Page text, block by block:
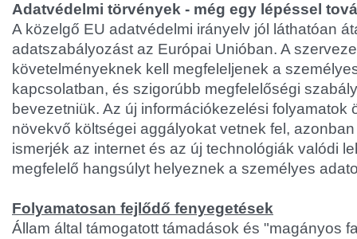
Adatvédelmi törvények - még egy lépéssel
A közelgő EU adatvédelmi irányelv jól láthatóan
adatszabályozást az Európai Unióban. A
követelményeknek kell megfeleljenek a
kapcsolatban, és szigorúbb megfelelőségi
bevezetniük. Az új információkezelési folyamatok
növekvő költségei aggályokat vetnek fel,
ismerjék az internet és az új technológiák valódi
megfelelő hangsúlyt helyeznek a személyes
Folyamatosan fejlődő fenyegetések
Állam által támogatott támadások és "magányos